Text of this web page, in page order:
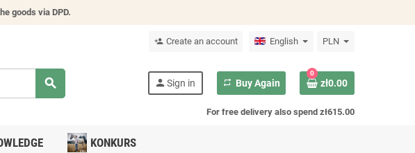
goods via DPD.
person_add Create an account English PLN
search person Sign in repeat Buy Again
0
zł0.00
For free delivery also spend zł615.00
KONKURS